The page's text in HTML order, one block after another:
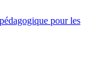
pour les